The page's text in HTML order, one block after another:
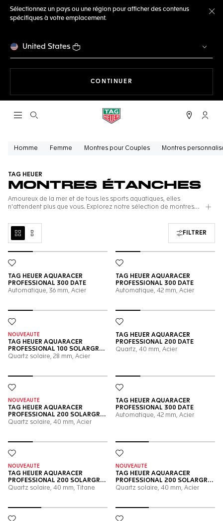
Sélectionnez un pays ou une région pour afficher des contenus
spécifiques à votre emplacement.
United States
CONTINUER
Ouvrir la barre de recherche